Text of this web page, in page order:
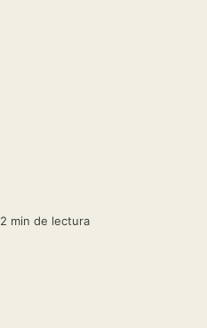
2 min de lectura